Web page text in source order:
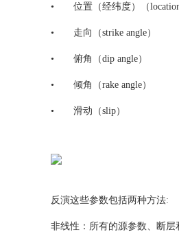
• 位置（经纬度）（
• 走向（strike angle）
• 俯角（dip angle）
• 倾角（rake angle）
• 滑动（slip）
反演这些参数包括两种方法:
非线性：所有的源参数、断